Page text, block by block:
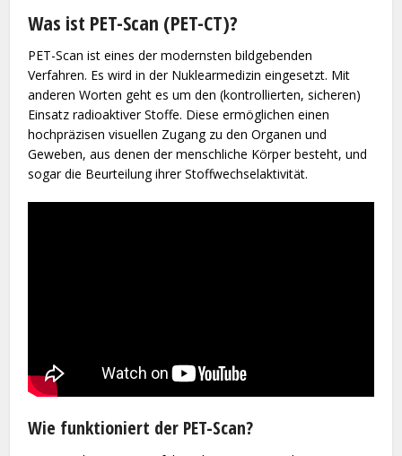
Was ist PET-Scan (PET-CT)?
PET-Scan ist eines der modernsten bildgebenden
Verfahren. Es wird in der Nuklearmedizin eingesetzt. Mit
anderen Worten geht es um den (kontrollierten, sicheren)
Einsatz radioaktiver Stoffe. Diese ermöglichen einen
hochpräzisen visuellen Zugang zu den Organen und
Geweben, aus denen der menschliche Körper besteht, und
sogar die Beurteilung ihrer Stoffwechselaktivität.
Wie funktioniert der PET-Scan?